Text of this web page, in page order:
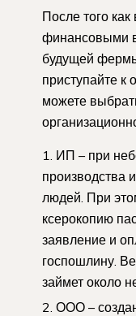
После того
финансовыми
будущей
приступайте
можете
ИП – при
производства
людей. При
ксерокопию
заявление и
госпошлину.
займет около
ООО –